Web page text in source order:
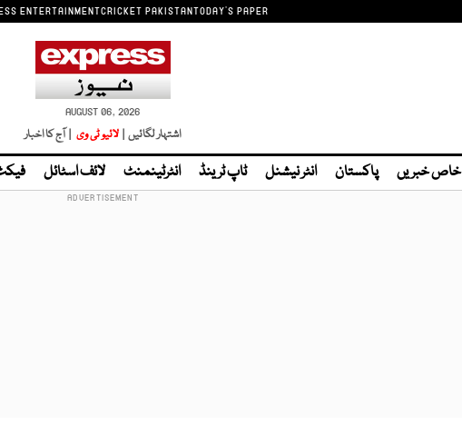
ENTERTAINMENTCRICKET PAKISTANTODAY'S PAPER
AUGUST 06, 2026
اشتہار لگائیں | لائیو ٹی وی | آج کا اخبار
خاص خبریں پاکستان انٹر نیشنل ٹاپ ٹرینڈ انٹرٹینمنٹ لائف اسٹائل